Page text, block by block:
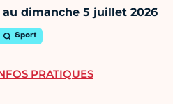
dimanche 5 juillet 2026
Sport
PRATIQUES